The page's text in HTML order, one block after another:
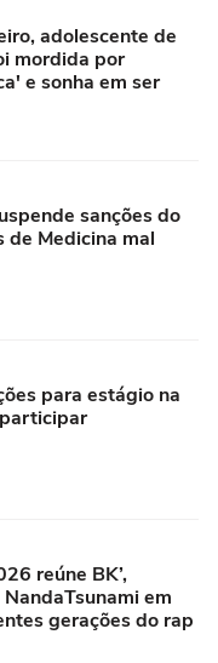
adolescente de
mordida por
e sonha em ser
sanções do
de Medicina mal
para estágio na
reúne BK’,
em
gerações do rap